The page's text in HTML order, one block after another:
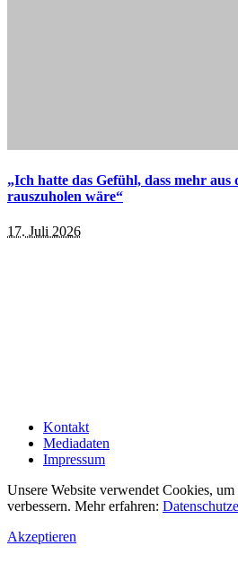
„Ich hatte das Gefühl, dass mehr aus
rauszuholen wäre“
17. Juli 2026
Kontakt
Mediadaten
Impressum
Unsere Website verwendet Cookies,
verbessern. Mehr erfahren:
Akzeptieren